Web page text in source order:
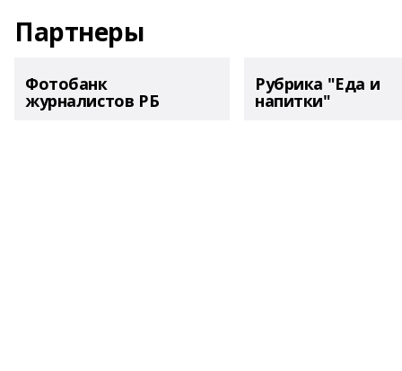
Партнеры
Фотобанк
журналистов РБ
Рубрика "Еда и
напитки"